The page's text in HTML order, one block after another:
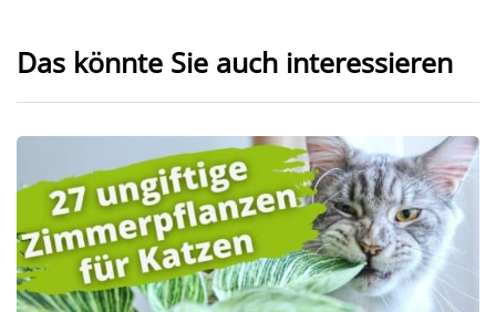
Das könnte Sie auch interessieren